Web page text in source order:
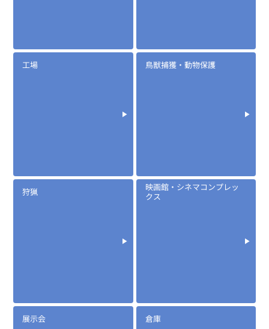
工場 鳥獣捕獲・動物保護
狩猟
映画館・シネマコンプレッ
クス
展示会 倉庫